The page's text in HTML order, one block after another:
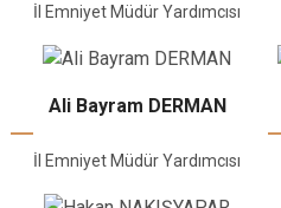
İl Emniyet Müdür Yardımcısı
Ali Bayram DERMAN
İl Emniyet Müdür Yardımcısı